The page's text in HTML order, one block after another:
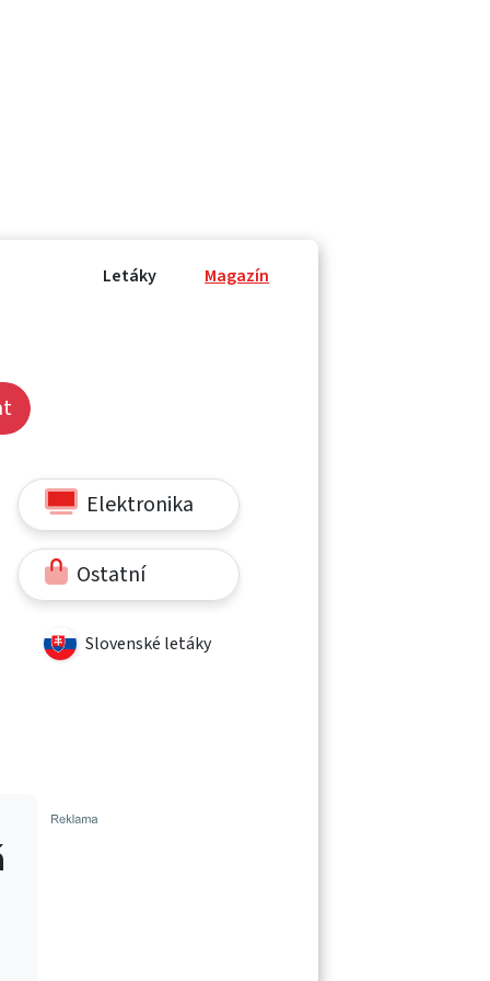
Letáky Magazín
Elektronika
Ostatní
Slovenské letáky